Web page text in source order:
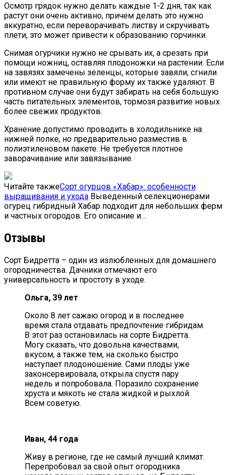
Осмотр грядок нужно делать каждые 1-2 дня, так как
растут они очень активно, причем делать это нужно
аккуратно, если переворачивать листву и скручивать
плети, это может привести к образованию горчинки.
Снимая огурчики нужно не срывать их, а срезать при
помощи ножниц, оставляя плодоножки на растении. Если
на завязях замечены зеленцы, которые завяли, сгнили
или имеют не правильную форму их также удаляют. В
противном случае они будут забирать на себя большую
часть питательных элементов, тормозя развитие новых
более свежих продуктов.
Хранение допустимо проводить в холодильнике на
нижней полке, но предварительно разместив в
полиэтиленовом пакете. Не требуется плотное
заворачивание или завязывание.
Читайте такжеСорт огурцов «Хабар»: особенности
выращивания и ухода Выведенный селекционерами
огурец гибридный Хабар подходит для небольших ферм
и частных огородов. Его описание и…
Отзывы
Сорт Бидретта – один из излюбленных для домашнего
огородничества. Дачники отмечают его
универсальность и простоту в уходе.
Ольга, 39 лет
Около 8 лет сажаю огород и в последнее
время стала отдавать предпочтение гибридам.
В этот раз остановилась на сорте Бидретта.
Могу сказать, что довольна качествами,
вкусом, а также тем, на сколько быстро
наступает плодоношение. Сами плоды уже
законсервировала, открыла спустя пару
недель и попробовала. Поразило сохранение
хруста и мякоть не стала жидкой и рыхлой.
Всем советую.
Иван, 44 года
Живу в регионе, где не самый лучший климат.
Перепробовал за свой опыт огородника